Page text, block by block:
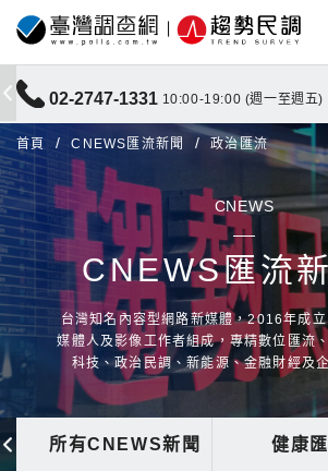
02-2747-1331 10:00-19:00 (週一至週五)
首頁 CNEWS匯流新聞 政治匯流
CNEWS
CNEWS匯流
台灣知名內容型網路新媒體，2016年成
媒體人及影像工作者組成，專精數位匯流
科技、政治民調、新能源、金融財經及
所有CNEWS新聞 健康